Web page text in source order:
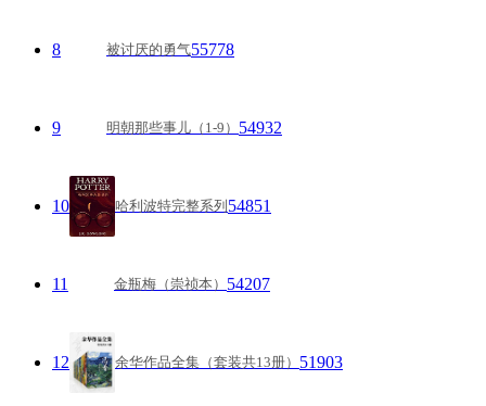
8 被讨厌的勇气55778
9 明朝那些事儿（1-9） 54932
10 哈利波特完整系列 54851
11 金瓶梅（崇祯本） 54207
12 余华作品全集（套装共13册） 51903